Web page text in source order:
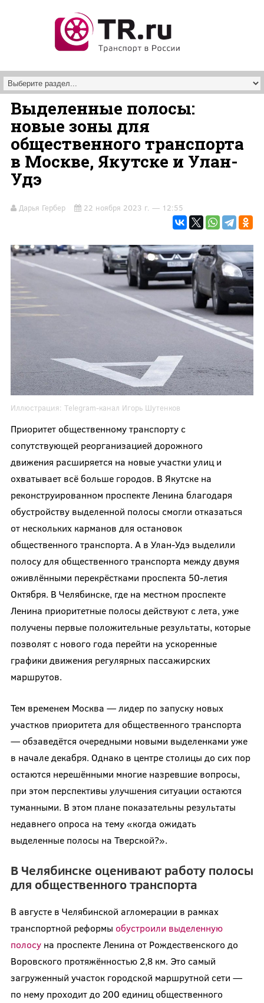
Выделенные полосы:
новые зоны для
общественного транспорта
в Москве, Якутске и Улан-
Удэ
Дарья Гербер 22 ноября 2023 г. — 12:55
Иллюстрация: Telegram-канал Игорь Шутенков
Приоритет общественному транспорту с
сопутствующей реорганизацией дорожного
движения расширяется на новые участки улиц и
охватывает всё больше городов. В Якутске на
реконструированном проспекте Ленина благодаря
обустройству выделенной полосы смогли отказаться
от нескольких карманов для остановок
общественного транспорта. А в Улан-Удэ выделили
полосу для общественного транспорта между двумя
оживлёнными перекрёстками проспекта 50-летия
Октября. В Челябинске, где на местном проспекте
Ленина приоритетные полосы действуют с лета, уже
получены первые положительные результаты, которые
позволят с нового года перейти на ускоренные
графики движения регулярных пассажирских
маршрутов.
Тем временем Москва — лидер по запуску новых
участков приоритета для общественного транспорта
— обзаведётся очередными новыми выделенками уже
в начале декабря. Однако в центре столицы до сих пор
остаются нерешёнными многие назревшие вопросы,
при этом перспективы улучшения ситуации остаются
туманными. В этом плане показательны результаты
недавнего опроса на тему «когда ожидать
выделенные полосы на Тверской?».
В Челябинске оценивают работу полосы
для общественного транспорта
В августе в Челябинской агломерации в рамках
транспортной реформы обустроили выделенную
полосуна проспекте Ленина от Рождественского до
Воровского протяжённостью 2,8 км. Это самый
загруженный участок городской маршрутной сети —
по нему проходит до 200 единиц общественного